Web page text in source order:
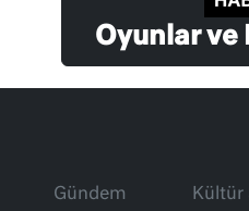
Oyunlar ve
Gündem
Kültür